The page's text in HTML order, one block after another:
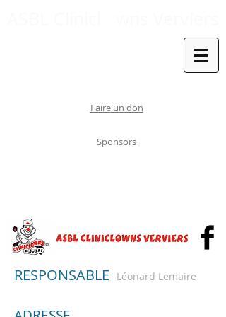
Faire un don
Sponsors
RESPONSABLE Léonard Lemaire